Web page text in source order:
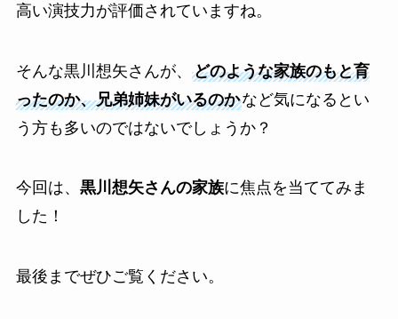
高い演技力が評価されていますね。
そんな黒川想矢さんが、 どのような家族のもと育
ったのか、兄弟姉妹がいるのかなど気になるとい
う方も多いのではないでしょうか？
今回は、 黒川想矢さんの家族に焦点を当ててみま
した！
最後までぜひご覧ください。